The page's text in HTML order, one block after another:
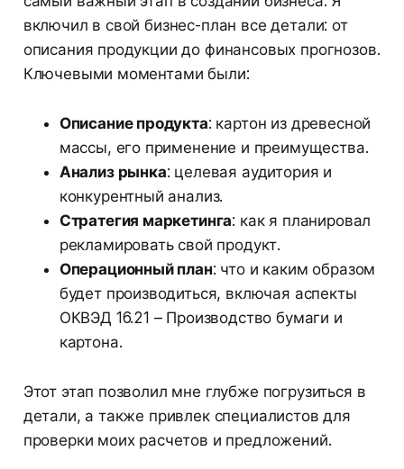
включил в свой бизнес-план все детали: от
описания продукции до финансовых прогнозов.
Ключевыми моментами были:
Описание продукта: картон из древесной
массы, его применение и преимущества.
Анализ рынка: целевая аудитория и
конкурентный анализ.
Стратегия маркетинга: как я планировал
рекламировать свой продукт.
Операционный план: что и каким образом
будет производиться, включая аспекты
ОКВЭД 16.21 – Производство бумаги и
картона.
Этот этап позволил мне глубже погрузиться в
детали, а также привлек специалистов для
проверки моих расчетов и предложений.